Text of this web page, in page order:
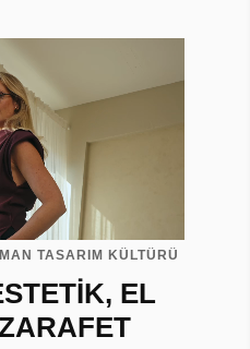
TASARIM KÜLTÜRÜ
EL